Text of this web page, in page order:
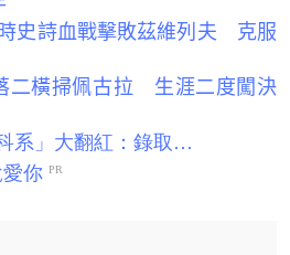
史詩血戰擊敗茲維列夫 克服
二橫掃佩古拉 生涯二度闖決